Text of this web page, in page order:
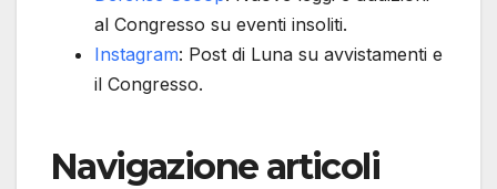
al Congresso su eventi insoliti.
Instagram: Post di Luna su avvistamenti e
il Congresso.
Navigazione articoli